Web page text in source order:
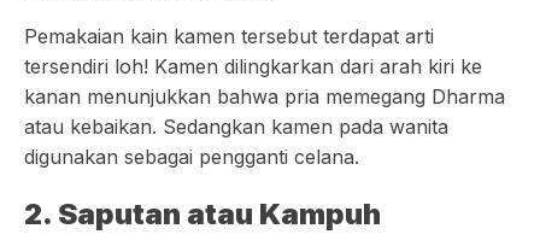
Pemakaian kain kamen tersebut terdapat arti
tersendiri loh! Kamen dilingkarkan dari arah kiri ke
kanan menunjukkan bahwa pria memegang Dharma
atau kebaikan. Sedangkan kamen pada wanita
digunakan sebagai pengganti celana.
2. Saputan atau Kampuh